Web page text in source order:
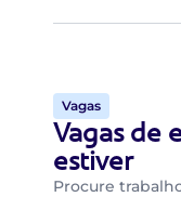
Vagas
Vagas de
estiver
Procure